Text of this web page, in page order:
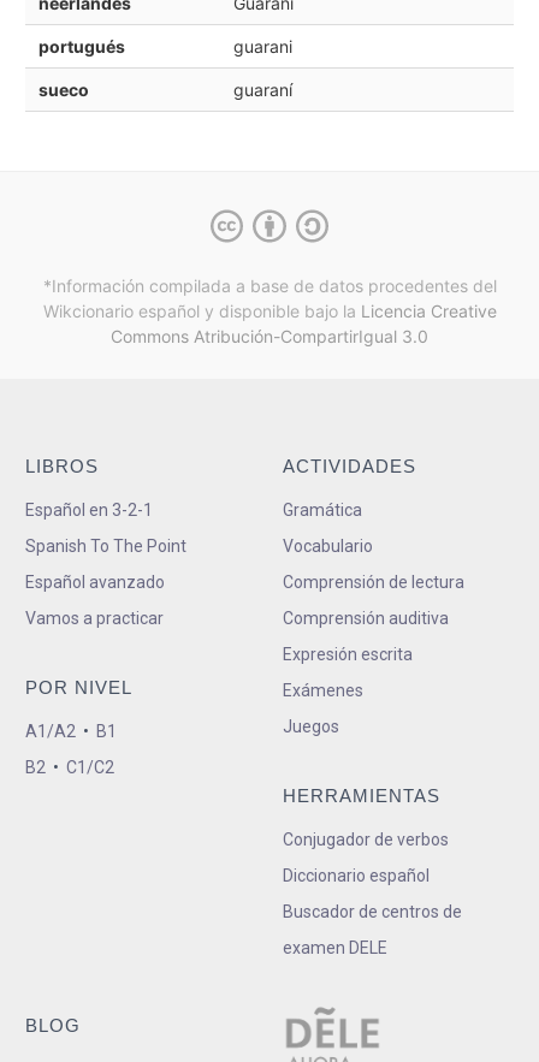
portugués guarani
sueco guaraní
*Información compilada a base de datos procedentes del
Wikcionario español y disponible bajo la Licencia Creative
Commons Atribución-CompartirIgual 3.0
LIBROS
Español en 3-2-1
Spanish To The Point
Español avanzado
Vamos a practicar
POR NIVEL
A1/A2 • B1
B2 • C1/C2
ACTIVIDADES
Gramática
Vocabulario
Comprensión de lectura
Comprensión auditiva
Expresión escrita
Exámenes
Juegos
HERRAMIENTAS
Conjugador de verbos
Diccionario español
Buscador de centros de
examen DELE
BLOG